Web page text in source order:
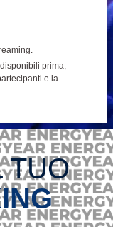
prima,
e la
TUO